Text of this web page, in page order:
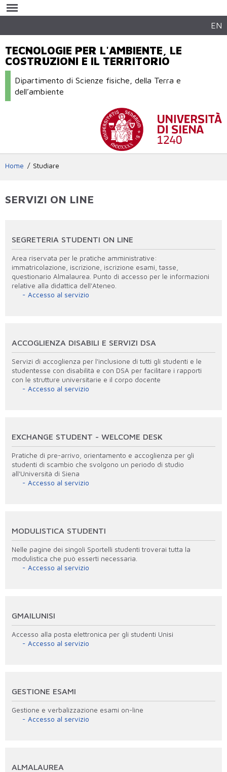
contenuto
EN
TECNOLOGIE PER L'AMBIENTE, LE
COSTRUZIONI E IL TERRITORIO
Dipartimento di Scienze fisiche, della Terra e
dell’ambiente
Home Studiare
SERVIZI ON LINE
SEGRETERIA STUDENTI ON LINE
Area riservata per le pratiche amministrative:
immatricolazione, iscrizione, iscrizione esami, tasse,
questionario Almalaurea. Punto di accesso per le informazioni
relative alla didattica dell'Ateneo.
Accesso al servizio
ACCOGLIENZA DISABILI E SERVIZI DSA
Servizi di accoglienza per l'inclusione di tutti gli studenti e le
studentesse con disabilità e con DSA per facilitare i rapporti
con le strutture universitarie e il corpo docente
Accesso al servizio
EXCHANGE STUDENT - WELCOME DESK
Pratiche di pre-arrivo, orientamento e accoglienza per gli
studenti di scambio che svolgono un periodo di studio
all'Università di Siena
Accesso al servizio
MODULISTICA STUDENTI
Nelle pagine dei singoli Sportelli studenti troverai tutta la
modulistica che può esserti necessaria.
Accesso al servizio
GMAILUNISI
Accesso alla posta elettronica per gli studenti Unisi
Accesso al servizio
GESTIONE ESAMI
Gestione e verbalizzazione esami on-line
Accesso al servizio
ALMALAUREA